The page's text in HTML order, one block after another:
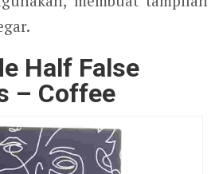
Half False
– Coffee